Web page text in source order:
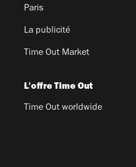
Paris
La publicité
Time Out Market
L'offre Time Out
Time Out worldwide